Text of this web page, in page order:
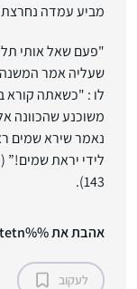
מביע עמדה נחרצת
"פעם שאל אותי
שעליה אמר המשנה
לו : "כשאתה קורא
משוכנע שהכוונה
נאמר שירא שמים
לידי יראת שמים!”
143).
אהבת את %%contetn%%? עקבי לקבלת שיעורים חדשים!
לעקוב